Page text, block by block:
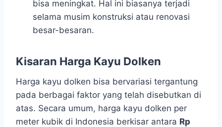
bisa meningkat. Hal ini biasanya terjadi
selama musim konstruksi atau renovasi
besar-besaran.
Kisaran Harga Kayu Dolken
Harga kayu dolken bisa bervariasi tergantung
pada berbagai faktor yang telah disebutkan di
atas. Secara umum, harga kayu dolken per
meter kubik di Indonesia berkisar antara Rp